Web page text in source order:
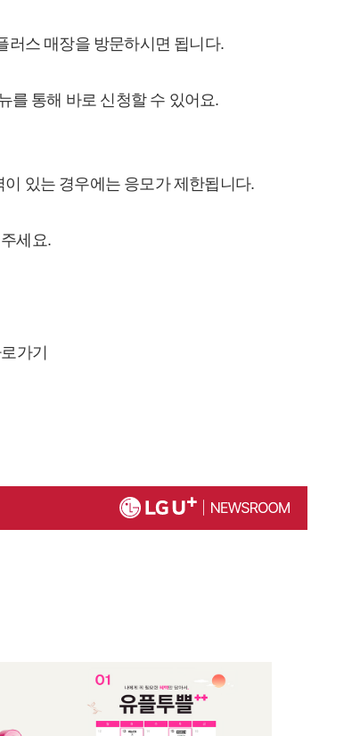
러스 매장을 방문하시면 됩니다.
를 통해 바로 신청할 수 있어요.
있는 경우에는 응모가 제한됩니다.
세요.
가기